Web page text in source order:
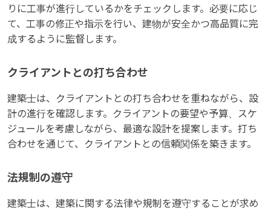
りに工事が進行しているかをチェックします。必要に応じ
て、工事の修正や指示を行い、建物が安全かつ高品質に完
成するように監督します。
クライアントとの打ち合わせ
建築士は、クライアントとの打ち合わせを重ねながら、設
計の進行を確認します。クライアントの要望や予算、スケ
ジュールを考慮しながら、最適な設計を提案します。打ち
合わせを通じて、クライアントとの信頼関係を築きます。
法規制の遵守
建築士は、建築に関する法律や規制を遵守することが求め